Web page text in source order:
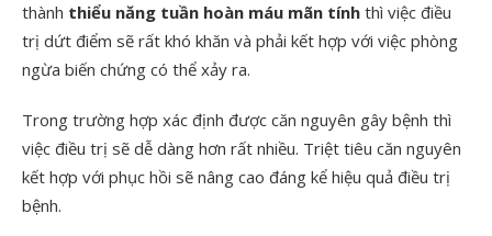
thành thiểu năng tuần hoàn máu mãn tính thì việc điều
trị dứt điểm sẽ rất khó khăn và phải kết hợp với việc phòng
ngừa biến chứng có thể xảy ra.
Trong trường hợp xác định được căn nguyên gây bệnh thì
việc điều trị sẽ dễ dàng hơn rất nhiều. Triệt tiêu căn nguyên
kết hợp với phục hồi sẽ nâng cao đáng kể hiệu quả điều trị
bệnh.